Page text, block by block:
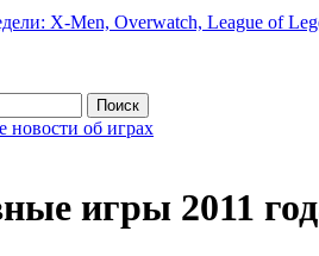
X-Men, Overwatch, League of
новости об играх
игры 2011